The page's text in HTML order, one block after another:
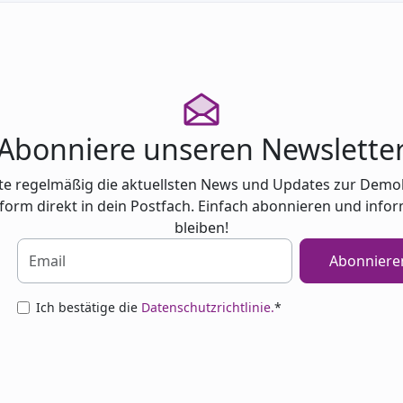
unseren
regelmäßig die aktuellsten News und Updates zur
direkt in dein Postfach. Einfach abonnieren und
bleiben!
Ich bestätige die Datenschutzrichtlinie.*